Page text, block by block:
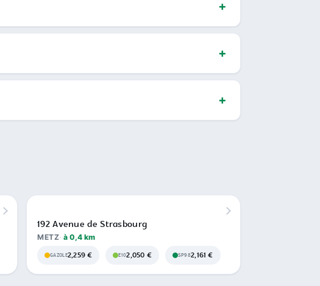
192 Avenue de Strasbourg
METZ à 0,4 km
GAZOLE2,259 € E102,050 € SP982,161 €